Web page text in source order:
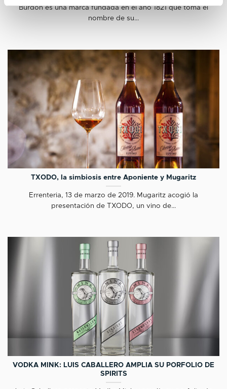
Burdon es una marca fundada en el año 1821 que toma el
nombre de su...
TXODO, la simbiosis entre Aponiente y Mugaritz
Errenteria, 13 de marzo de 2019. Mugaritz acogió la
presentación de TXODO, un vino de...
VODKA MINK: LUIS CABALLERO AMPLIA SU PORFOLIO DE
SPIRITS